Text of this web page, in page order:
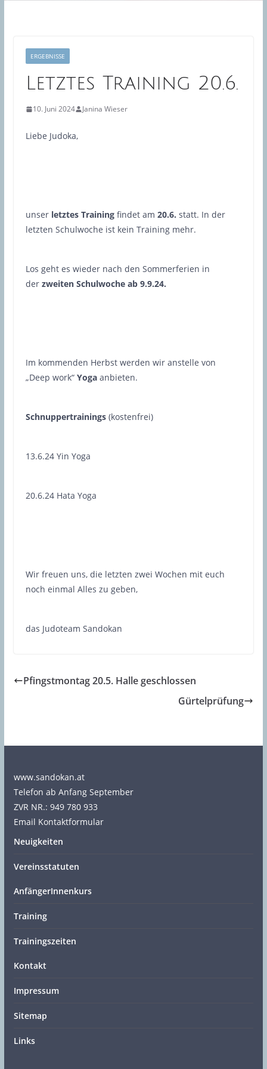
ERGEBNISSE
Letztes Training 20.6.
10. Juni 2024 Janina Wieser
Liebe Judoka,
unser letztes Trainingfindet am 20.6. statt. In der
letzten Schulwoche ist kein Training mehr.
Los geht es wieder nach den Sommerferien in
der zweiten Schulwoche ab 9.9.24.
Im kommenden Herbst werden wir anstelle von
„Deep work“ Yogaanbieten.
Schnuppertrainings (kostenfrei)
13.6.24 Yin Yoga
20.6.24 Hata Yoga
Wir freuen uns, die letzten zwei Wochen mit euch
noch einmal Alles zu geben,
das Judoteam Sandokan
Pfingstmontag 20.5. Halle geschlossen
Gürtelprüfung
www.sandokan.at
Telefon ab Anfang September
ZVR NR.: 949 780 933
Email Kontaktformular
Neuigkeiten
Vereinsstatuten
AnfängerInnenkurs
Training
Trainingszeiten
Kontakt
Impressum
Sitemap
Links